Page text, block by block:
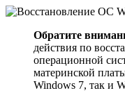
Обратите
действия по
операционной
материнской
Windows 7, так и